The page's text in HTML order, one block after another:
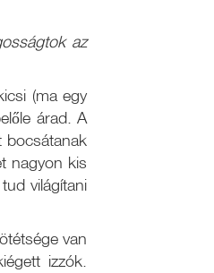
az
(ma egy
árad. A
bocsátanak
nagyon kis
világítani
van
izzók.